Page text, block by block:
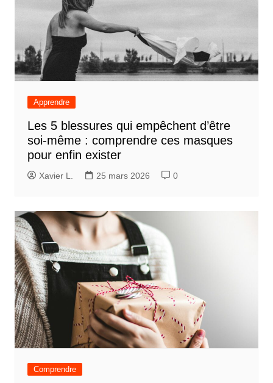
Apprendre
Les 5 blessures qui empêchent d’être
soi-même : comprendre ces masques
pour enfin exister
Xavier L. 25 mars 2026 0
Comprendre